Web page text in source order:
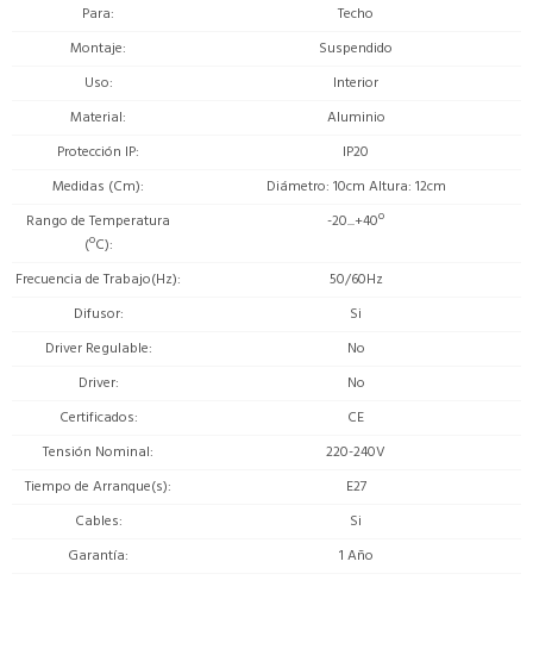
Para
Techo
Montaje
Suspendido
Uso
Interior
Material
Aluminio
Protección IP
IP20
Medidas (Cm)
Diámetro: 10cm Altura: 12cm
Rango de Temperatura
(ºC)
-20...+40º
Frecuencia de Trabajo(Hz)
50/60Hz
Difusor
Si
Driver Regulable
No
Driver
No
Certificados
CE
Tensión Nominal
220-240V
Tiempo de Arranque(s)
E27
Cables
Si
Garantía
1 Año